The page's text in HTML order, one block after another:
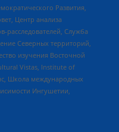
Развития,
Центр анализа
расследователей, Служба
Северных территорий,
изучения Восточной
Vistas, Institute of
Школа международных
Ингушетии,